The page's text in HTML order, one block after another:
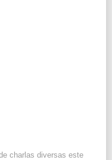
charlas diversas este